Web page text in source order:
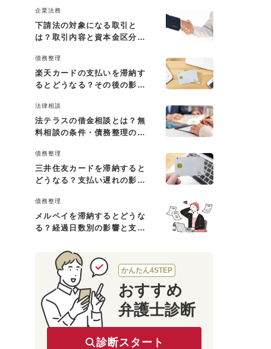
企業法務
下請法の対象になる取引と
は？取引内容と資本金区分に
債務整理
楽天カードの支払いを滞納す
るとどうなる？その後の影響
法律相談
法テラスの借金相談とは？無
料相談の条件・債務整理の費
債務整理
三井住友カードを滞納すると
どうなる？支払い遅れの影響
債務整理
メルペイを滞納するとどうな
る？経過日数別の影響と支払
かんたん4STEP
おすすめ
弁護士診断
診断スタート